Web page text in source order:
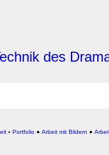
des
▪ Portfolio ● Arbeit mit Bildern ●